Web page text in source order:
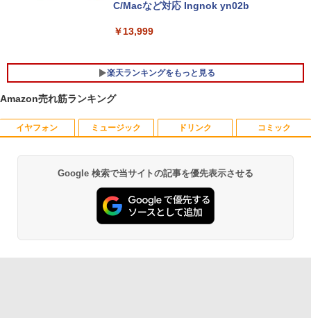
中古 HP EliteBook 840 G8 Core i5 1145
B 14インチ フルHD Windows11 Pro 4Q
コン 16gbメモリ 256gb ssd windows1
1プロ ノートPC14型 hpノートパソコン1
C/Macなど対応 Ingnok yn02b
￥13,999
楽天ランキングをもっと見る
1
独身貴族は異世界を謳歌する 〜結婚し
（8） 【電子書籍】[ 駒鳥ひわ ]
Amazon売れ筋ランキング
イヤフォン
Anker Soundcore P40i オフホワイト
￥7,990
ミュージック
BRUCE WAYNE feat. Flo Milli, ATL Jacob
[Explicit]
￥250
ドリンク
【Amazon.co.jp限定】 い・ろ・は・す 2L P
ET ラベルレス ×8本
￥1,112
コミック
薬屋のひとりごと 17巻 (デジタル版ビッグガ
ンガンコミックス)
￥770
Google 検索で当サイトの記事を優先表示させる